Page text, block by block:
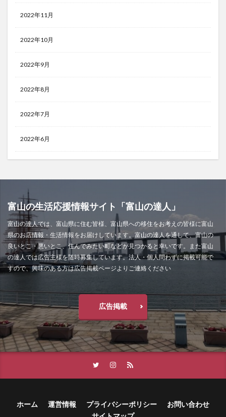
2022年11月
2022年10月
2022年9月
2022年8月
2022年7月
2022年6月
富山の生活応援情報サイト「富山の達人」
富山の達人では、富山県に住む皆様、富山県への移住をお考えの皆様に富山
県のお店情報・生活情報をお届けしています。富山の達人を通して、富山の
良いとこ・悪いとこ、住んでみたい町などが見つかると幸いです。また富山
の達人では広告主様を随時募集しています。法人・個人問わずに掲載可能で
すので、興味のある方は広告掲載ページよりご連絡ください
広告掲載
ホーム 運営情報 プライバシーポリシー
お問い合わせ